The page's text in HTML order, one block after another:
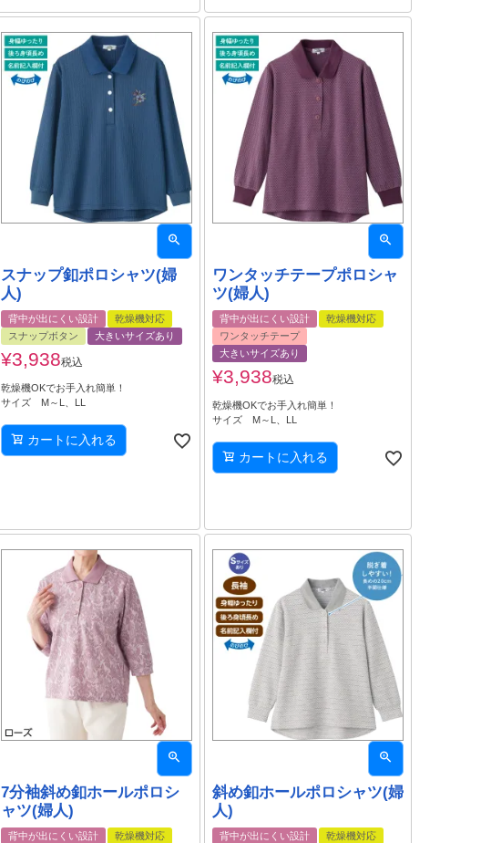
スナップ釦ポロシャツ(婦
人)
背中が出にくい設計
乾燥機対応
スナップボタン
大きいサイズあり
¥3,938税込
乾燥機OKでお手入れ簡単！
サイズ M～L、LL
カートに入れる
ワンタッチテープポロシャ
ツ(婦人)
背中が出にくい設計
乾燥機対応
ワンタッチテープ
大きいサイズあり
¥3,938税込
乾燥機OKでお手入れ簡単！
サイズ M～L、LL
カートに入れる
7分袖斜め釦ホールポロシ
ャツ(婦人)
背中が出にくい設計
乾燥機対応
斜め釦ホールポロシャツ(婦
人)
背中が出にくい設計
乾燥機対応